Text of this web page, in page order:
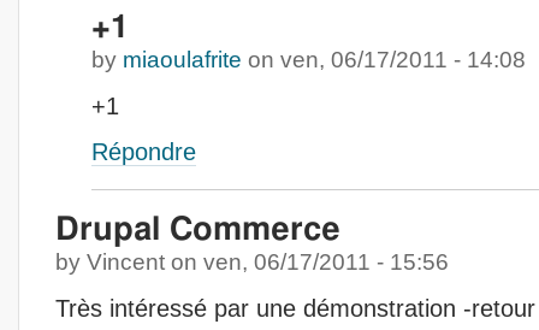
+1
by miaoulafrite on ven, 06/17/2011 - 14:08
+1
Répondre
Drupal Commerce
by Vincent on ven, 06/17/2011 - 15:56
Très intéressé par une démonstration -